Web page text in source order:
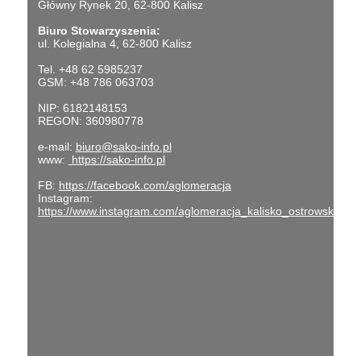
Główny Rynek 20, 62-800 Kalisz
Biuro Stowarzyszenia:
ul. Kolegialna 4, 62-800 Kalisz
Tel. +48 62 5985237
GSM: +48 786 063703
NIP: 6182148153
REGON: 360980778
e-mail: biuro@sako-info.pl
www:
https://sako-info.pl
FB: https://facebook.com/aglomeracja
Instagram:
https://www.instagram.com/aglomeracja_kalisko_ostrowska/